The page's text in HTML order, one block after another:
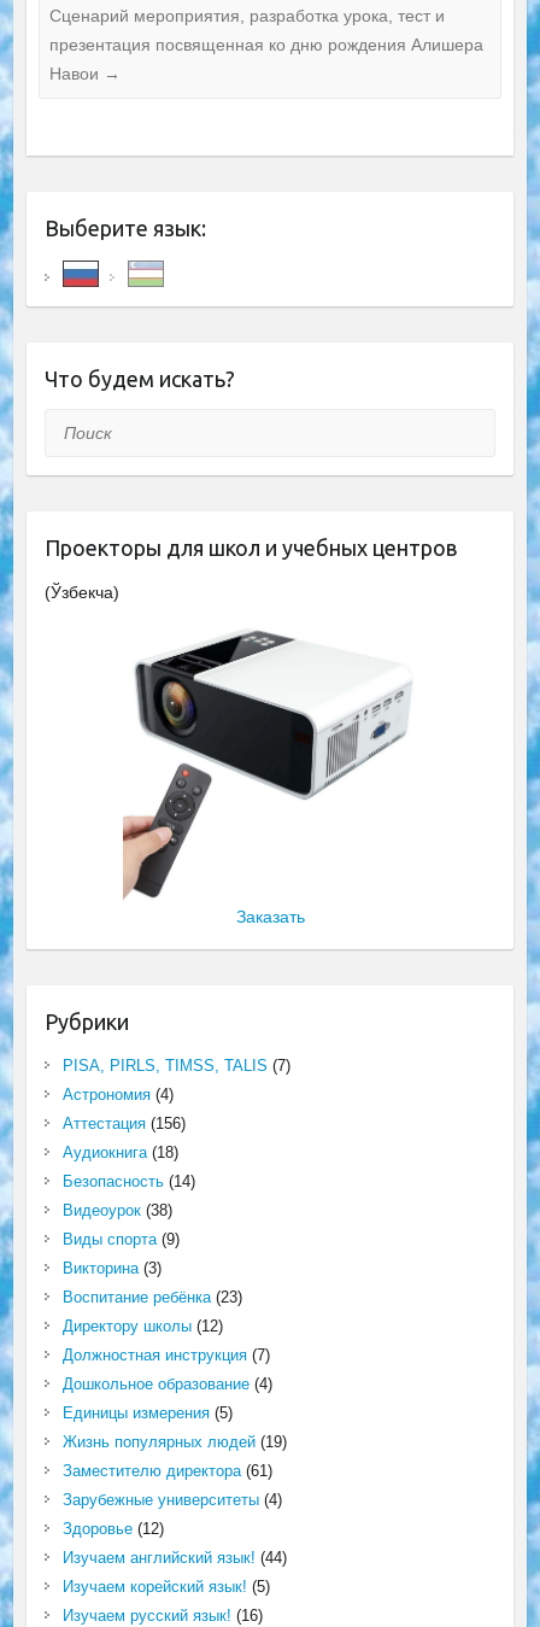
Сценарий мероприятия, разработка урока, тест и
презентация посвященная ко дню рождения Алишера
Навои →
Выберите язык:
Что будем искать?
Поиск
Проекторы для школ и учебных центров
(Ўзбекча)
Заказать
Рубрики
PISA, PIRLS, TIMSS, TALIS (7)
Астрономия(4)
Аттестация(156)
Аудиокнига(18)
Безопасность(14)
Видеоурок(38)
Виды спорта(9)
Викторина(3)
Воспитание ребёнка(23)
Директору школы(12)
Должностная инструкция(7)
Дошкольное образование(4)
Единицы измерения(5)
Жизнь популярных людей(19)
Заместителю директора(61)
Зарубежные университеты(4)
Здоровье(12)
Изучаем английский язык! (44)
Изучаем корейский язык! (5)
Изучаем русский язык! (16)